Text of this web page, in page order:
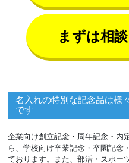
まずは相
名入れの特別な記念品は様
です
企業向け創立記念・周年記念・内
ら、学校向け卒業記念・卒園記念
ております。また、部活・スポー